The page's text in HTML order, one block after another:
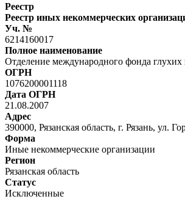
Реестр
Реестр иных некоммерческих
Уч. №
6214160017
Полное наименование
Отделение международного фонда глухих
ОГРН
1076200001118
Дата ОГРН
21.08.2007
Адрес
390000, Рязанская область, г. Рязань, ул.
Форма
Иные некоммерческие организации
Регион
Рязанская область
Статус
Исключенные